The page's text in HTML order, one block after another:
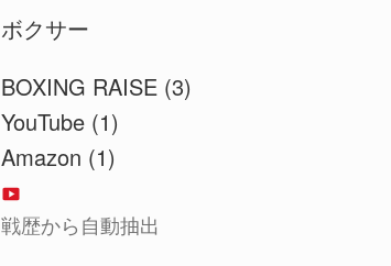
ボクサー
BOXING RAISE (3)
YouTube (1)
Amazon (1)
戦歴から自動抽出